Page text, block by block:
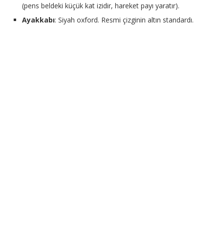
(pens beldeki küçük kat izidir, hareket payı yaratır).
Ayakkabı: Siyah oxford. Resmi çizginin altın standardı.